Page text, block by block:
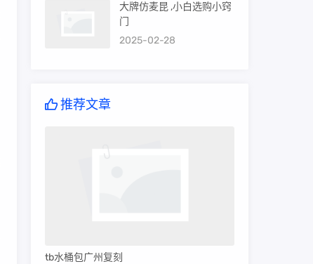
大牌仿麦昆 ,小白选购小窍
门
2025-02-28
推荐文章
tb水桶包广州复刻